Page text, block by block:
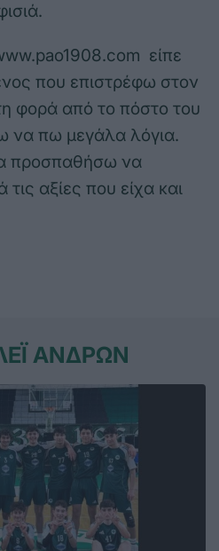
είπε
που επιστρέφω στον
φορά από το πόστο του
να πω μεγάλα λόγια.
προσπαθήσω να
αξίες που είχα και
ΑΝΔΡΩΝ